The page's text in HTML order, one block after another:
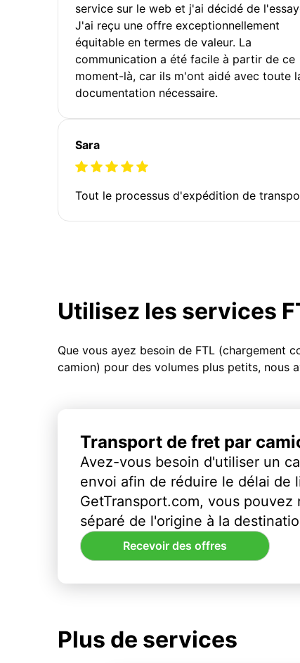
service sur le web et j'ai décidé de
J'ai reçu une offre exceptionnellement
équitable en termes de valeur. La
communication a été facile à partir de ce
moment-là, car ils m'ont aidé avec toute
documentation nécessaire.
Sara
Tout le processus d'expédition de
Utilisez les services
Que vous ayez besoin de FTL (chargement
camion) pour des volumes plus petits, nous
Transport de fret par
Avez-vous besoin d'utiliser un
envoi afin de réduire le délai de
GetTransport.com, vous pouvez
séparé de l'origine à la
Recevoir des offres
Plus de services